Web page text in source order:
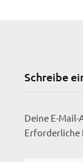
Schreibe
Deine E-
Erforderliche